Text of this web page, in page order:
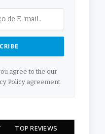
agree to the our
Policyagreement.
TOP REVIEWS